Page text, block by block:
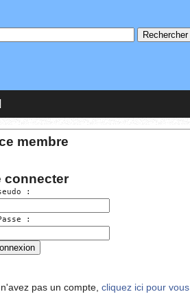
membre
connecter
:
:
pas un compte, cliquez ici pour vous